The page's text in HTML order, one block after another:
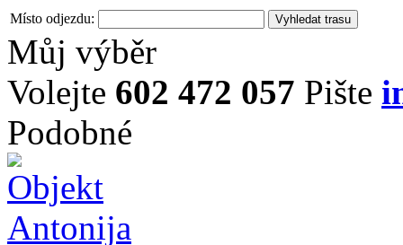
Místo odjezdu:
Můj výběr
Volejte 602 472 057 Pište
Podobné